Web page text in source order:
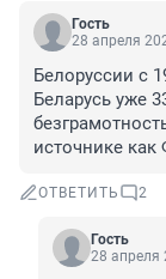
Гость
28 апреля
Белоруссии с
Беларусь уже
источнике как
ОТВЕТИТЬ 2
Гость
28 апреля